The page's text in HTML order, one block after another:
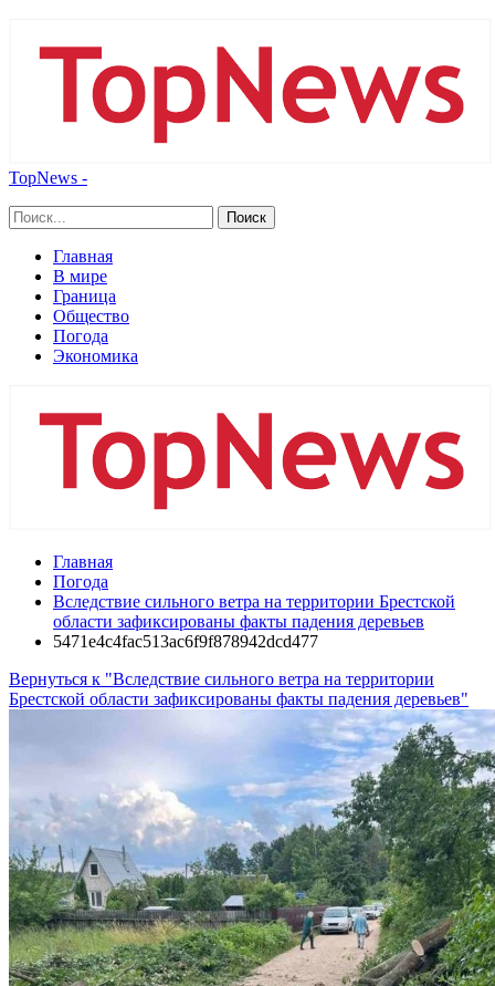
TopNews -
Главная
В мире
Граница
Общество
Погода
Экономика
Главная
Погода
Вследствие сильного ветра на территории Брестской
области зафиксированы факты падения деревьев
5471e4c4fac513ac6f9f878942dcd477
Вернуться к "Вследствие сильного ветра на территории
Брестской области зафиксированы факты падения деревьев"